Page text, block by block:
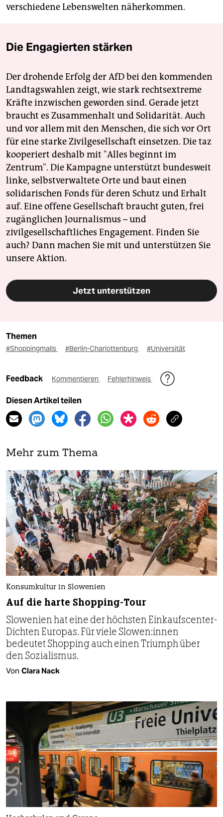
verschiedene Lebenswelten näherkommen.
Die Engagierten stärken
Der drohende Erfolg der AfD bei den kommenden
Landtagswahlen zeigt, wie stark rechtsextreme
Kräfte inzwischen geworden sind. Gerade jetzt
braucht es Zusammenhalt und Solidarität. Auch
und vor allem mit den Menschen, die sich vor Ort
für eine starke Zivilgesellschaft einsetzen. Die taz
kooperiert deshalb mit "Alles beginnt im
Zentrum". Die Kampagne unterstützt bundesweit
linke, selbstverwaltete Orte und baut einen
solidarischen Fonds für deren Schutz und Erhalt
auf. Eine offene Gesellschaft braucht guten, frei
zugänglichen Journalismus – und
zivilgesellschaftliches Engagement. Finden Sie
auch? Dann machen Sie mit und unterstützen Sie
unsere Aktion.
Jetzt unterstützen
Themen
#Shoppingmalls #Berlin-Charlottenburg #Universität
Feedback Kommentieren Fehlerhinweis
Diesen Artikel teilen
Mehr zum Thema
Konsumkultur in Slowenien
Auf die harte Shopping-Tour
Slowenien hat eine der höchsten Einkaufscenter-
Dichten Europas. Für viele Slo­we­n:in­nen
bedeutet Shopping auch einen Triumph über
den Sozialismus.
Von Clara Nack